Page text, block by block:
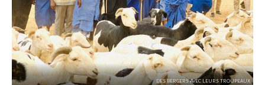
DES BERGERS AVEC LEURS TROUPEAUX